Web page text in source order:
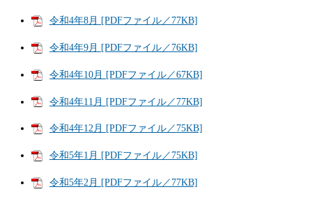
令和4年8月 [PDFファイル／77KB]
令和4年9月 [PDFファイル／76KB]
令和4年10月 [PDFファイル／67KB]
令和4年11月 [PDFファイル／77KB]
令和4年12月 [PDFファイル／75KB]
令和5年1月 [PDFファイル／75KB]
令和5年2月 [PDFファイル／77KB]